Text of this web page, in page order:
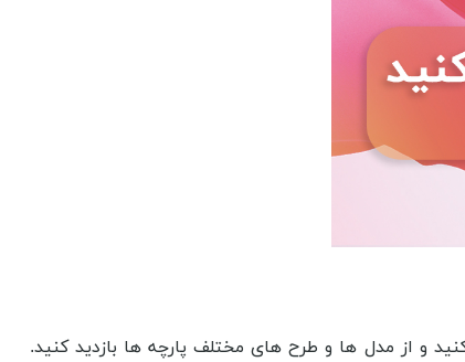
و از مدل ها و طرح های مختلف پارچه ها بازدید کنید.